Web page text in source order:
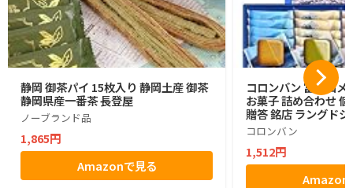
静岡 御茶パイ 15枚入り 静岡土産 御茶
静岡県産一番茶 長登屋
ノーブランド品
1,865円
Amazonで見る
コロンバン 富士山メ
お菓子 詰め合わせ
贈答 銘店 ラングド
コロンバン
1,512円
Amazon